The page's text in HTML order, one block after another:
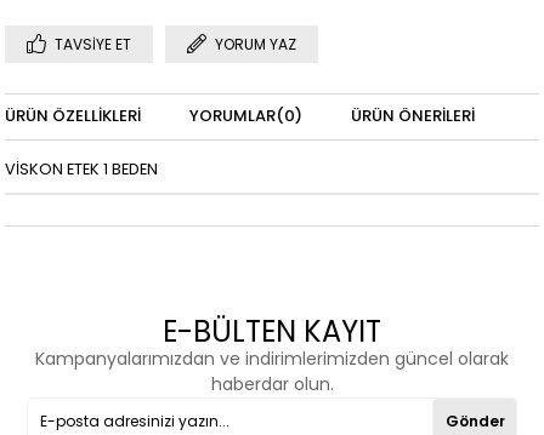
TAVSIYE ET YORUM YAZ
ÜRÜN ÖZELLIKLERI YORUMLAR(0) ÜRÜN ÖNERILERI
VİSKON ETEK 1 BEDEN
E-BÜLTEN KAYIT
Kampanyalarımızdan ve indirimlerimizden güncel olarak
haberdar olun.
Gönder